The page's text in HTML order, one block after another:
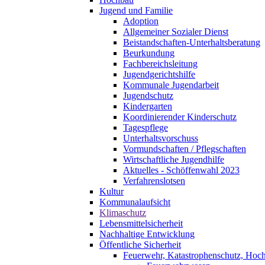
Jugend und Familie
Adoption
Allgemeiner Sozialer Dienst
Beistandschaften-Unterhaltsberatung
Beurkundung
Fachbereichsleitung
Jugendgerichtshilfe
Kommunale Jugendarbeit
Jugendschutz
Kindergarten
Koordinierender Kinderschutz
Tagespflege
Unterhaltsvorschuss
Vormundschaften / Pflegschaften
Wirtschaftliche Jugendhilfe
Aktuelles - Schöffenwahl 2023
Verfahrenslotsen
Kultur
Kommunalaufsicht
Klimaschutz
Lebensmittelsicherheit
Nachhaltige Entwicklung
Öffentliche Sicherheit
Feuerwehr, Katastrophenschutz,